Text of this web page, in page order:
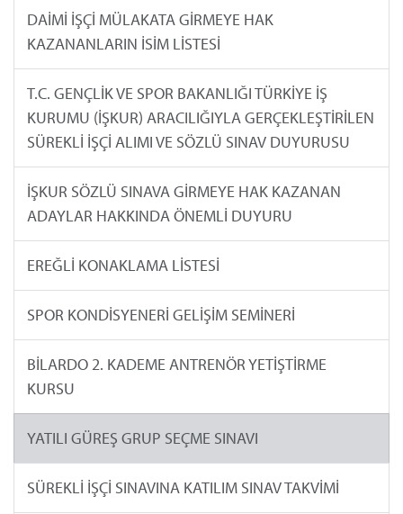
DAİMİ İŞÇİ MÜLAKATA GİRMEYE HAK
KAZANANLARIN İSİM LİSTESİ
T.C. GENÇLİK VE SPOR BAKANLIĞI TÜRKİYE İŞ
KURUMU (İŞKUR) ARACILIĞIYLA GERÇEKLEŞTİRİLEN
SÜREKLİ İŞÇİ ALIMI VE SÖZLÜ SINAV DUYURUSU
İŞKUR SÖZLÜ SINAVA GİRMEYE HAK KAZANAN
ADAYLAR HAKKINDA ÖNEMLİ DUYURU
EREĞLİ KONAKLAMA LİSTESİ
SPOR KONDİSYENERİ GELİŞİM SEMİNERİ
BİLARDO 2. KADEME ANTRENÖR YETİŞTİRME
KURSU
YATILI GÜREŞ GRUP SEÇME SINAVI
SÜREKLİ İŞÇİ SINAVINA KATILIM SINAV TAKVİMİ